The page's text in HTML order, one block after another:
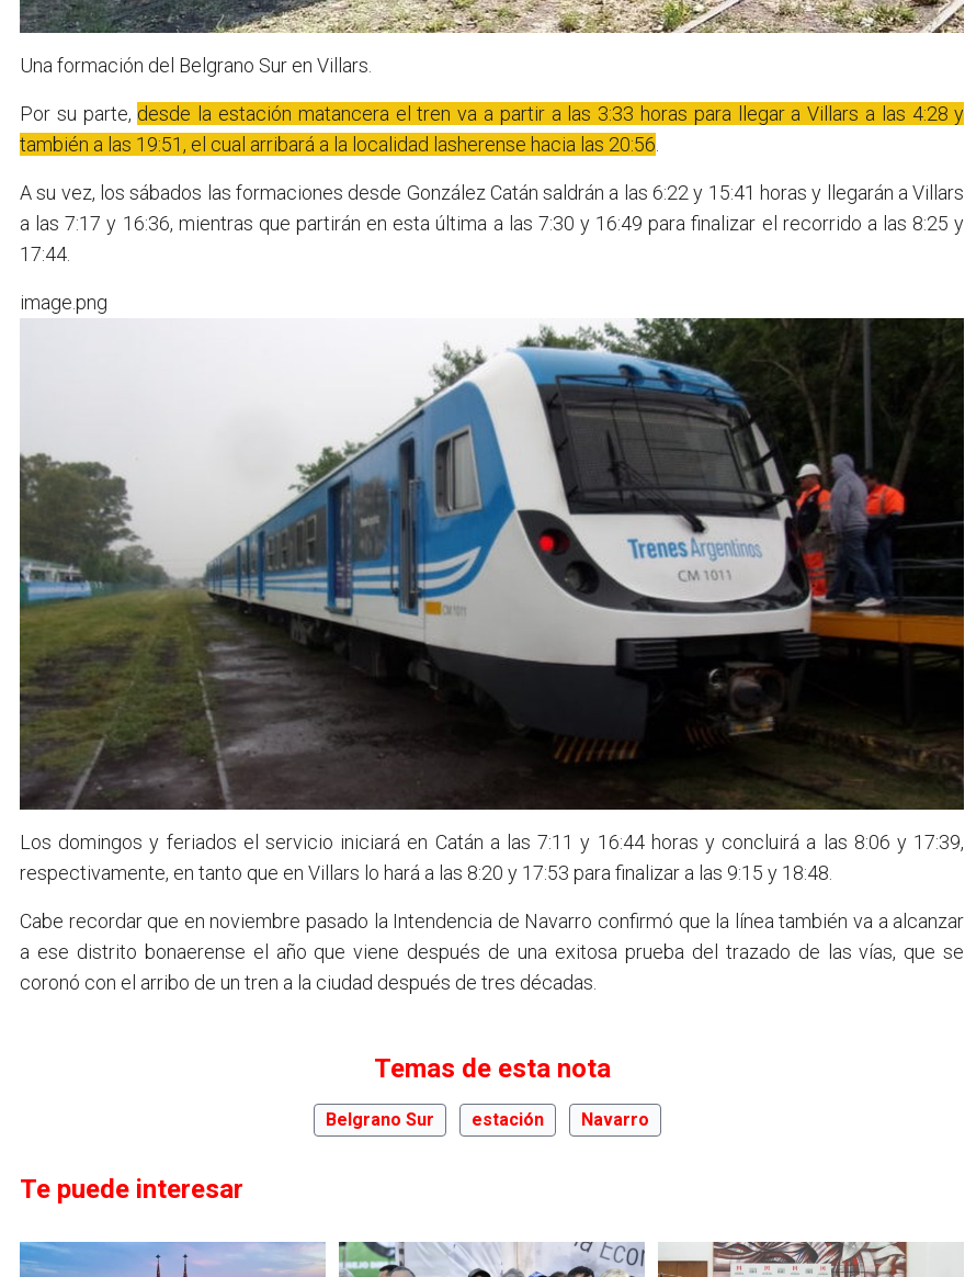
Una formación del Belgrano Sur en Villars.
Por su parte, desde la estación matancera el tren va a partir a las 3:33 horas para llegar a Villars a las 4:28 y
también a las 19:51, el cual arribará a la localidad lasherense hacia las 20:56
A su vez, los sábados las formaciones desde González Catán saldrán a las 6:22 y 15:41 horas y llegarán a Villars
a las 7:17 y 16:36, mientras que partirán en esta última a las 7:30 y 16:49 para finalizar el recorrido a las 8:25 y
17:44.
image.png
Los domingos y feriados el servicio iniciará en Catán a las 7:11 y 16:44 horas y concluirá a las 8:06 y 17:39,
respectivamente, en tanto que en Villars lo hará a las 8:20 y 17:53 para finalizar a las 9:15 y 18:48.
Cabe recordar que en noviembre pasado la Intendencia de Navarro confirmó que la línea también va a alcanzar
a ese distrito bonaerense el año que viene después de una exitosa prueba del trazado de las vías, que se
coronó con el arribo de un tren a la ciudad después de tres décadas.
Temas de esta nota
Belgrano Sur estación Navarro
Te puede interesar